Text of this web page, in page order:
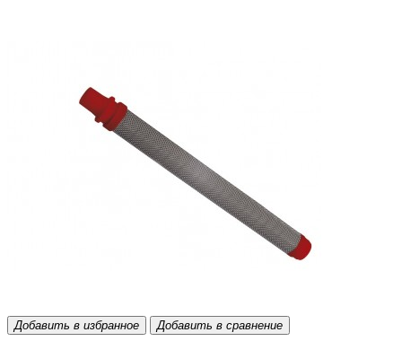
Добавить в избранное Добавить в сравнение